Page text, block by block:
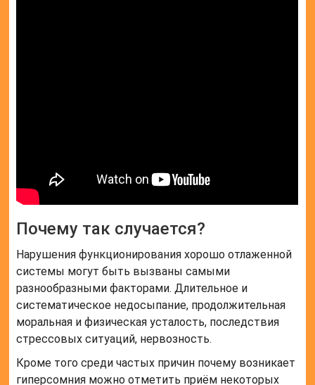
Почему так случается?
Нарушения функционирования хорошо отлаженной
системы могут быть вызваны самыми
разнообразными факторами. Длительное и
систематическое недосыпание, продолжительная
моральная и физическая усталость, последствия
стрессовых ситуаций, нервозность.
Кроме того среди частых причин почему возникает
гиперсомния можно отметить приём некоторых